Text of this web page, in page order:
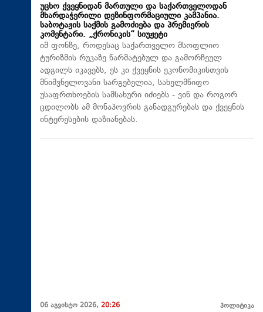
უცხო ქვეყნიდან მართული და საქართველოდან
მხარდაჭერილი დეზინფორმაციული კამპანია.
საბოტაჟის საქმის გამოძიება და პრემიერის
კომენტარი. „ქრონიკის“ სიუჟეტი
იმ ფონზე, როდესაც საქართველო მსოფლიო
ტურიზმის რუკაზე წარმატებულ და გამორჩეულ
ადგილს იკავებს, ეს კი ქვეყნის ეკონომიკისთვის
მნიშვნელოვანი სარგებელია, სახელმწიფო
უსაფრთხოების სამსახური იძიებს - ვინ და როგორ
ცდილობს ამ მონაპოვრის განადგურებას და ქვეყნის
ინტერესების დაზიანებას.
06 აგვისტო 2026, 20:26 პოლიტიკა